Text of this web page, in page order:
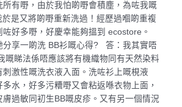
有嘢，由於我怕啲嘢會積塵，為咗我嘅
是又將啲嘢重新洗過！經歷過嗰啲重複
咗好多嘢，好慶幸能夠搵到 ecostore。
分享一啲洗 BB衫嘅心得? 答：我其實唔
嘅睇法係唔應該將有機織物同有天然染料
刺激性嘅洗衣液入面。洗咗衫上嘅梘液
水，好多污糟嘢又會粘返喺衣物上面，
膚過敏同初生BB嘅皮疹。又有另一個情況